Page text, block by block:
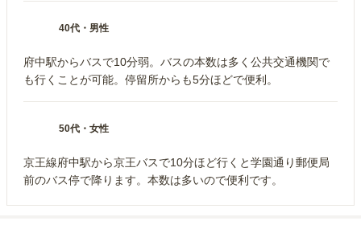
40代 ・ 男性
府中駅からバスで10分弱。バスの本数は多く公共交通機関で
も行くことが可能。停留所からも5分ほどで便利。
50代 ・ 女性
京王線府中駅から京王バスで10分ほど行くと学園通り郵便局
前のバス停で降ります。本数は多いので便利です。